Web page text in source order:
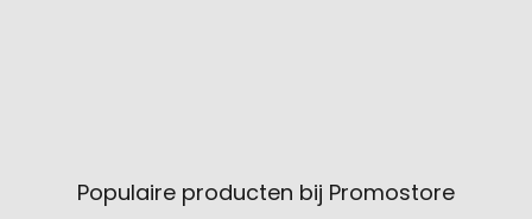
Populaire producten bij Promostore